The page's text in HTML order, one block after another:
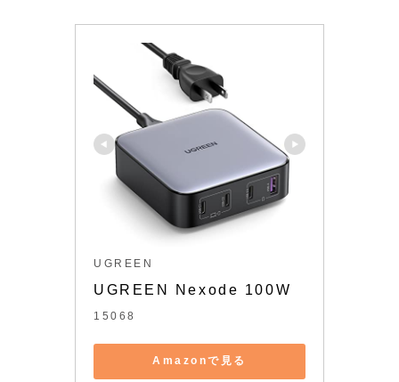
UGREEN
UGREEN Nexode 100W
15068
Amazonで見る